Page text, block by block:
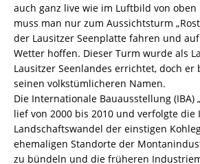
auch ganz live wie im Luftbild von oben
muss man nur zum Aussichtsturm
der Lausitzer Seenplatte fahren und
Wetter hoffen. Dieser Turm wurde als
Lausitzer Seenlandes errichtet, doch er
seinen volkstümlicheren Namen.
Die Internationale Bauausstellung (IBA)
lief von 2000 bis 2010 und verfolgte die
Landschaftswandel der einstigen
ehemaligen Standorte der
zu bündeln und die früheren